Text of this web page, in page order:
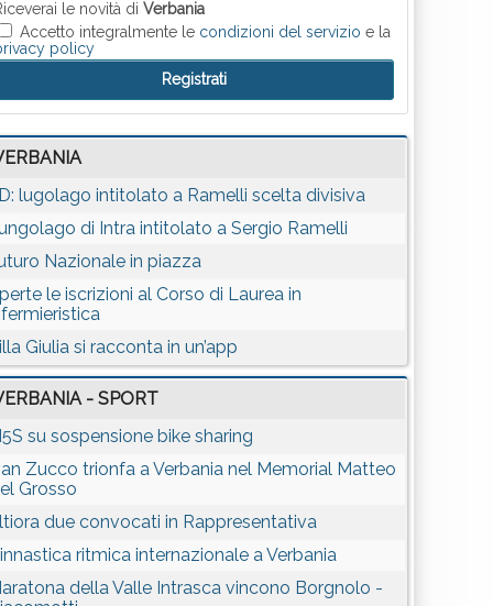
le novità diVerbania
Accetto integralmente le condizioni del servizio e la
policy
lugolago intitolato a Ramelli scelta divisiva
di Intra intitolato a Sergio Ramelli
Nazionale in piazza
le iscrizioni al Corso di Laurea in
Giulia si racconta in un’app
- SPORT
su sospensione bike sharing
Zucco trionfa a Verbania nel Memorial Matteo
Grosso
due convocati in Rappresentativa
ritmica internazionale a Verbania
della Valle Intrasca vincono Borgnolo -